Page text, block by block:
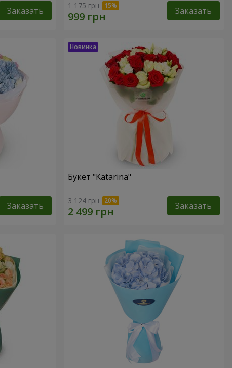
Заказать 1 175 грн Заказать
Заказать
Букет "Katarina"
3 124 грн Заказать